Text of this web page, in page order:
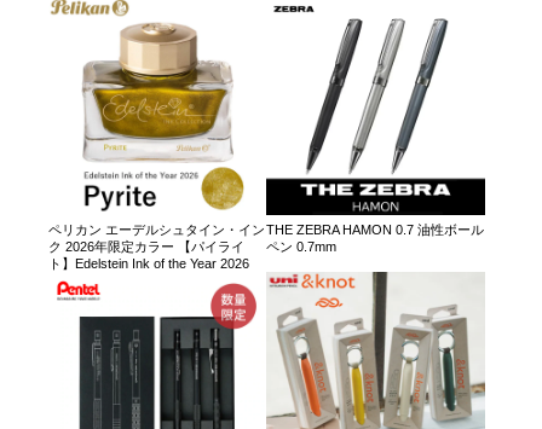
ペリカン エーデルシュタイン・イン
ク 2026年限定カラー 【パイライ
ト】Edelstein Ink of the Year 2026
THE ZEBRA HAMON 0.7 油性ボール
ペン 0.7mm